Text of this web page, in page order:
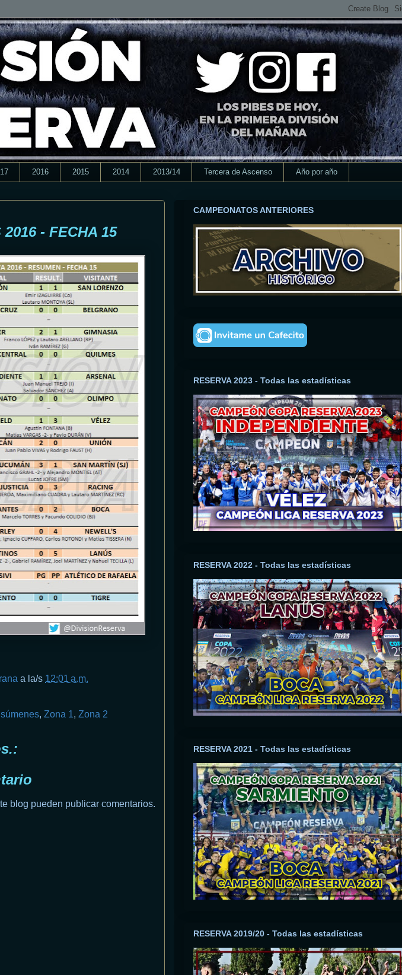
2016 2015 2014 2013/14 Tercera de Ascenso Año por año
2016 - FECHA 15
a la/s 12:01 a.m.
, Zona 1, Zona 2
blog pueden publicar comentarios.
CAMPEONATOS ANTERIORES
RESERVA 2023 - Todas las estadísticas
RESERVA 2022 - Todas las estadísticas
RESERVA 2021 - Todas las estadísticas
RESERVA 2019/20 - Todas las estadísticas